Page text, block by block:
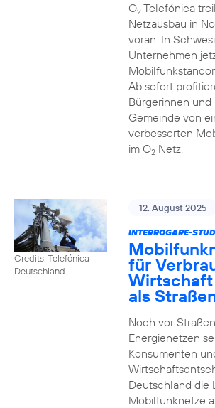
O2Telefónica
Netzausbau in
voran. In
Unternehmen
Ab sofort
Bürgerinnen und
Gemeinde von
verbesserten
im O2Netz.
Credits: Telefónica
Deutschland
12. August 2025
INTERROGARE-
für
als
Noch vor
Energienetzen
Konsumenten
Deutschland die
Mobilfunknetze